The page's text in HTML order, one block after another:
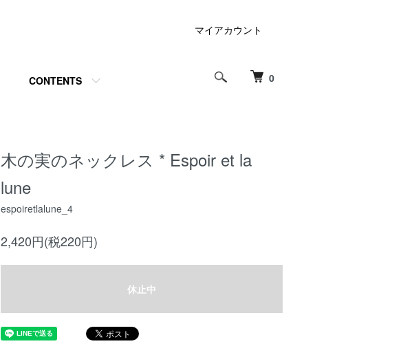
0
CONTENTS
マイアカウント
木の実のネックレス * Espoir et la
lune
espoiretlalune_4
2,420円(税220円)
休止中